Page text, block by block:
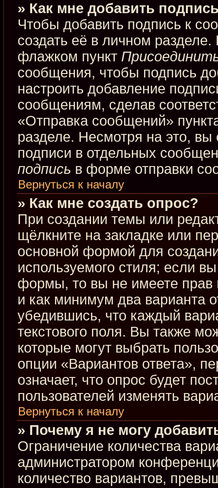
» Как мне добавить
Чтобы добавить подпись к
создать её в личном
флажком пункт
сообщения, чтобы подпись
настроить добавление
сообщениям, сделав
«Отправка сообщений»
разделе. Несмотря на это,
подписи в отдельных
подпись в форме отправки
Вернуться к началу
» Как мне создать опрос?
При создании темы или
щёлкните на закладке или
основной формой для
используемого стиля; если
формы, то вы не имеете прав
и как минимум два варианта
убедившись, что каждый
текстового поля. Вы также
которые могут выбрать
опции «Вариантов ответа»,
означает, что опрос будет
пользователей изменять
Вернуться к началу
» Почему я не могу
Ограничение количества
администратором
количество вариантов,